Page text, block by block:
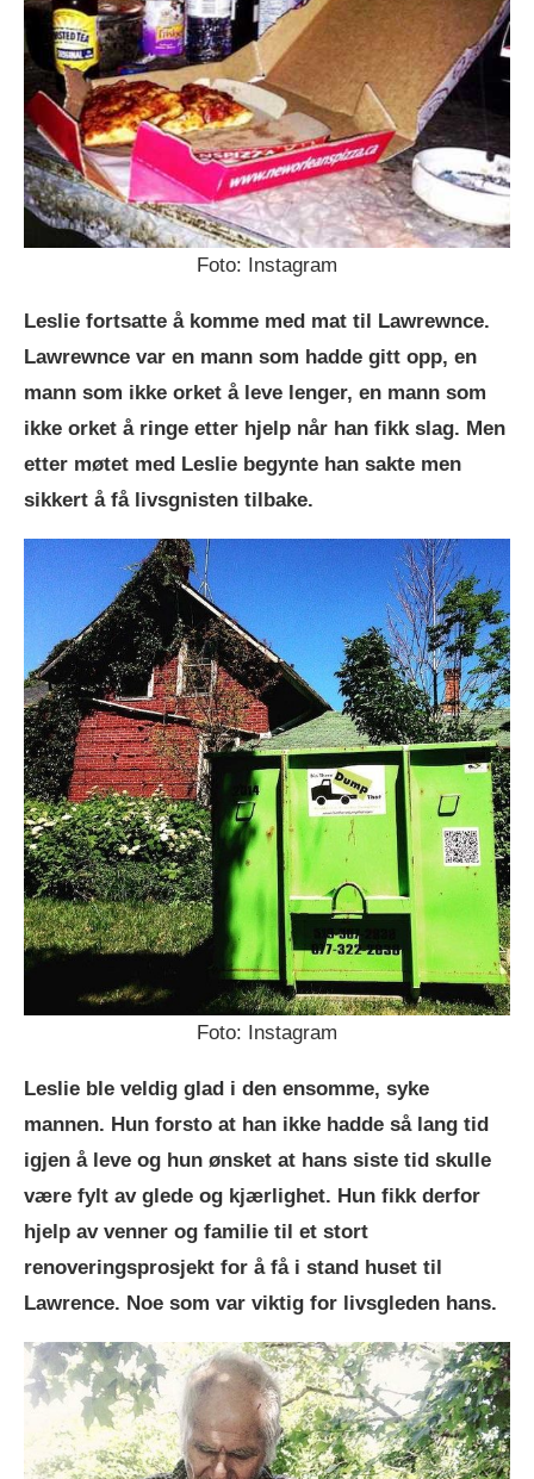
Foto: Instagram
Leslie fortsatte å komme med mat til Lawrewnce.
Lawrewnce var en mann som hadde gitt opp, en
mann som ikke orket å leve lenger, en mann som
ikke orket å ringe etter hjelp når han fikk slag. Men
etter møtet med Leslie begynte han sakte men
sikkert å få livsgnisten tilbake.
Foto: Instagram
Leslie ble veldig glad i den ensomme, syke
mannen. Hun forsto at han ikke hadde så lang tid
igjen å leve og hun ønsket at hans siste tid skulle
være fylt av glede og kjærlighet. Hun fikk derfor
hjelp av venner og familie til et stort
renoveringsprosjekt for å få i stand huset til
Lawrence. Noe som var viktig for livsgleden hans.